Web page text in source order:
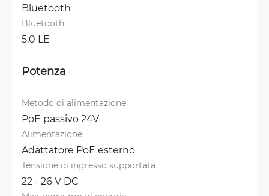
Bluetooth
Bluetooth
5.0 LE
Potenza
Metodo di alimentazione
PoE passivo 24V
Alimentazione
Adattatore PoE esterno
Tensione di ingresso supportata
22 - 26 V DC